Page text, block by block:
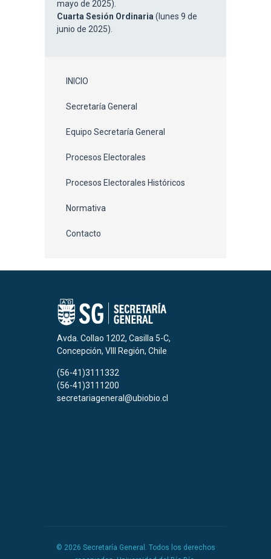
mayo de 2025).
Cuarta Sesión Ordinaria (lunes 9 de
junio de 2025).
INICIO
Secretaría General
Equipo Secretaría General
Procesos Electorales
Procesos Electorales Históricos
Normativa
Contacto
Avda. Collao 1202, Casilla 5-C,
Concepción, VIII Región, Chile
(56-41)3111332
(56-41)3111200
secretariageneral@ubiobio.cl
© 2026 Secretaría General. Todos los derechos